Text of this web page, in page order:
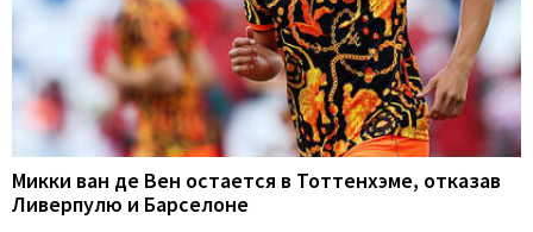
Микки ван де Вен остается в Тоттенхэме, отказав
Ливерпулю и Барселоне